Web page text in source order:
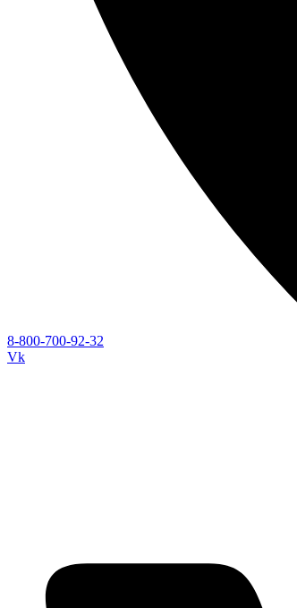
8-800-700-92-32
Vk